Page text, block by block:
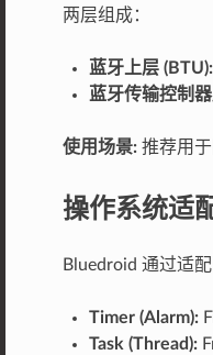
两层组成：
蓝牙上层 (BTU):
蓝牙传输控制
使用场景:推荐用于
操作系统适
Bluedroid 通过适
Timer (Alarm):
Task (Thread):